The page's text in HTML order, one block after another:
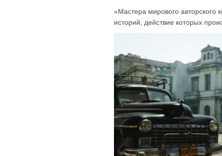
«Мастера мирового авторского
историй, действие которых